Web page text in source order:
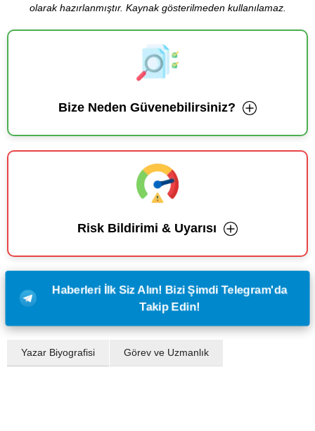
olarak hazırlanmıştır. Kaynak gösterilmeden kullanılamaz.
Bize Neden Güvenebilirsiniz?
Risk Bildirimi & Uyarısı
Haberleri İlk Siz Alın! Bizi Şimdi Telegram'da
Takip Edin!
Yazar Biyografisi Görev ve Uzmanlık